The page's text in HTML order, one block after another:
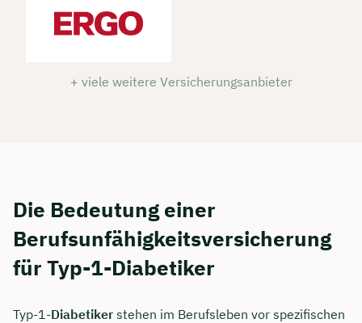
+ viele weitere Versicherungsanbieter
Die Bedeutung einer
Berufsunfähigkeitsversicherung
für Typ-1-Diabetiker
Typ-1-Diabetiker stehen im Berufsleben vor spezifischen